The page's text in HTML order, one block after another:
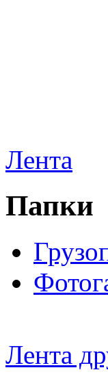
Лента
Папки
Лента